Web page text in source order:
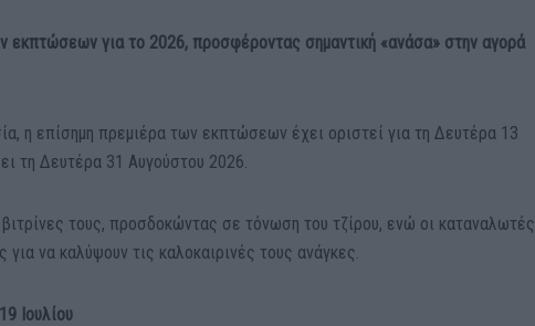
εκπτώσεων για το 2026, προσφέροντας σημαντική «ανάσα» στην αγορά
η επίσημη πρεμιέρα των εκπτώσεων έχει οριστεί για τη Δευτέρα 13
τη Δευτέρα 31 Αυγούστου 2026.
τους, προσδοκώντας σε τόνωση του τζίρου, ενώ οι καταναλωτές
για να καλύψουν τις καλοκαιρινές τους ανάγκες.
Ιουλίου